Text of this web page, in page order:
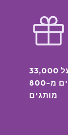
מעל 33,000
מוצרים מ-800
מותגים